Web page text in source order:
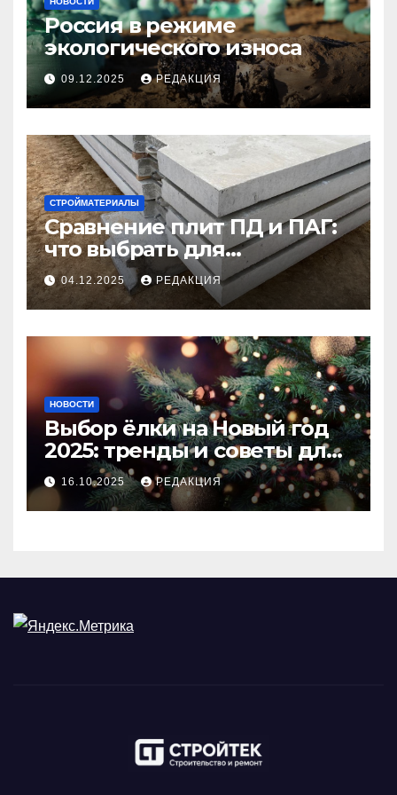
Россия в режиме
экологического износа
09.12.2025 РЕДАКЦИЯ
СТРОЙМАТЕРИАЛЫ
Сравнение плит ПД и ПАГ:
что выбрать для
долговечного и прочного
покрытия
04.12.2025 РЕДАКЦИЯ
НОВОСТИ
Выбор ёлки на Новый год
2025: тренды и советы для
идеального праздника
16.10.2025 РЕДАКЦИЯ